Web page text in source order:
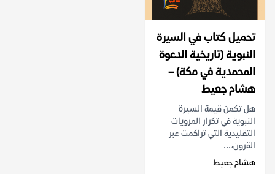
تحميل كتاب في السيرة
النبوية (تاريخية الدعوة
المحمدية في مكة) –
هشام جعيط
هل تكمن قيمة السيرة
النبوية في تكرار المرويات
التقليدية التي تراكمت عبر
القرون،...
هشام جعيط